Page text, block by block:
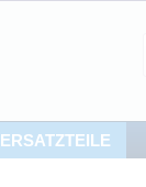
ERSATZTEILE